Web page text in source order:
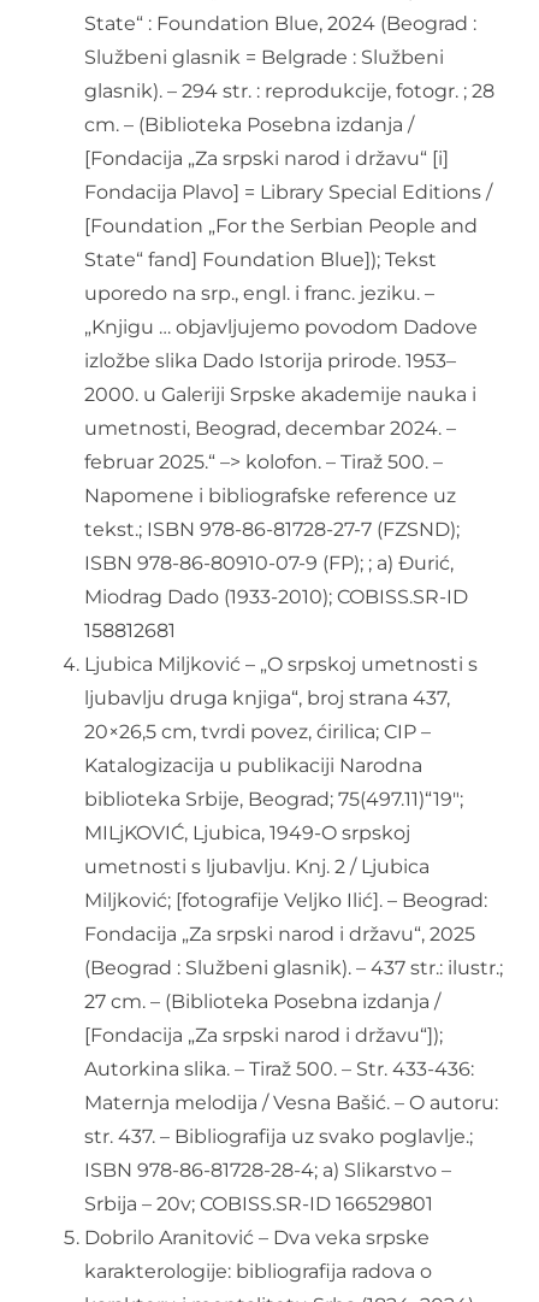
State“ : Foundation Blue, 2024 (Beograd :
Službeni glasnik = Belgrade : Službeni
glasnik). – 294 str. : reprodukcije, fotogr. ; 28
cm. – (Biblioteka Posebna izdanja /
[Fondacija „Za srpski narod i državu“ [i]
Fondacija Plavo] = Library Special Editions /
[Foundation „For the Serbian People and
State“ fand] Foundation Blue]); Tekst
uporedo na srp., engl. i franc. jeziku. –
„Knjigu … objavljujemo povodom Dadove
izložbe slika Dado Istorija prirode. 1953–
2000. u Galeriji Srpske akademije nauka i
umetnosti, Beograd, decembar 2024. –
februar 2025.“ –> kolofon. – Tiraž 500. –
Napomene i bibliografske reference uz
tekst.; ISBN 978-86-81728-27-7 (FZSND);
ISBN 978-86-80910-07-9 (FP); ; a) Đurić,
Miodrag Dado (1933-2010); COBISS.SR-ID
158812681
Ljubica Miljković – „O srpskoj umetnosti s
ljubavlju druga knjiga“, broj strana 437,
20×26,5 cm, tvrdi povez, ćirilica; CIP –
Katalogizacija u publikaciji Narodna
biblioteka Srbije, Beograd; 75(497.11)“19″;
MILjKOVIĆ, Ljubica, 1949-O srpskoj
umetnosti s ljubavlju. Knj. 2 / Ljubica
Miljković; [fotografije Veljko Ilić]. – Beograd:
Fondacija „Za srpski narod i državu“, 2025
(Beograd : Službeni glasnik). – 437 str.: ilustr.;
27 cm. – (Biblioteka Posebna izdanja /
[Fondacija „Za srpski narod i državu“]);
Autorkina slika. – Tiraž 500. – Str. 433-436:
Maternja melodija / Vesna Bašić. – O autoru:
str. 437. – Bibliografija uz svako poglavlje.;
ISBN 978-86-81728-28-4; a) Slikarstvo –
Srbija – 20v; COBISS.SR-ID 166529801
Dobrilo Aranitović – Dva veka srpske
karakterologije: bibliografija radova o